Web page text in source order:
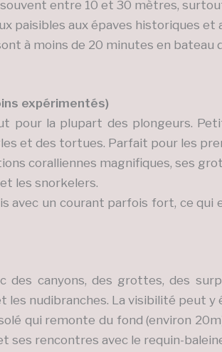
entre 10 et 30 mètres,
paisibles aux épaves historiques
à moins de 20 minutes en bateau
expérimentés)
pour la plupart des plongeurs.
et des tortues. Parfait pour les
coralliennes magnifiques, ses
les snorkelers.
avec un courant parfois fort, ce qui
des canyons, des grottes, des
les nudibranches. La visibilité peut y
qui remonte du fond (environ
ses rencontres avec le requin-